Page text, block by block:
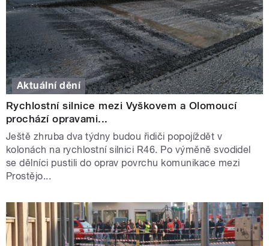
Aktuální dění
Rychlostní silnice mezi Vyškovem a Olomoucí
prochází opravami...
Ještě zhruba dva týdny budou řidiči popojíždět v
kolonách na rychlostní silnici R46. Po výměně svodidel
se dělníci pustili do oprav povrchu komunikace mezi
Prostějo...